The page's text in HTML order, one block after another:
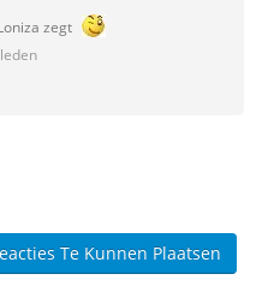
zegt
Te Kunnen Plaatsen